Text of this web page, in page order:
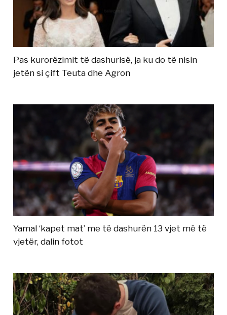
Pas kurorëzimit të dashurisë, ja ku do të nisin
jetën si çift Teuta dhe Agron
Yamal ‘kapet mat’ me të dashurën 13 vjet më të
vjetër, dalin fotot